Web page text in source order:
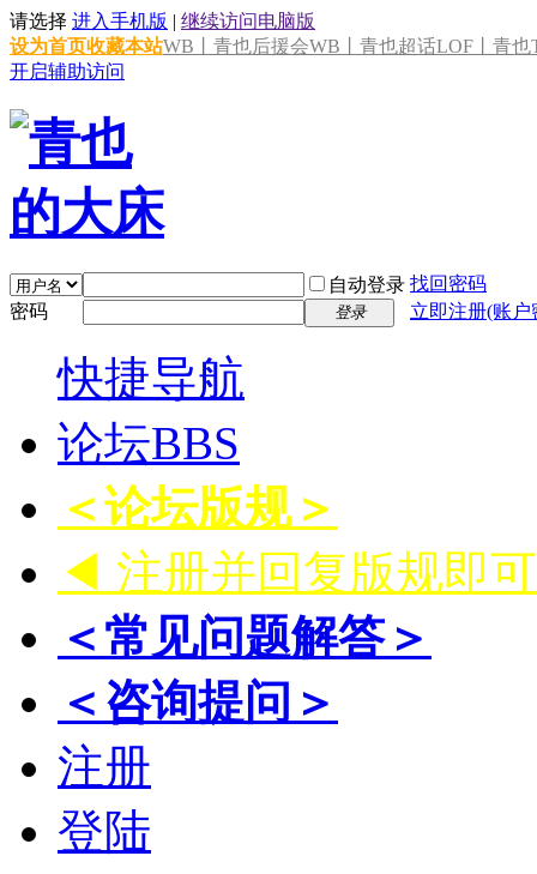
请选择 进入手机版 | 继续访问电脑版
设为首页收藏本站WB丨青也后援会WB丨青也超话LOF丨青也
开启辅助访问
自动登录 找回密码
密码
登录 立即注册(账
快捷导航
论坛BBS
＜论坛版规＞
◀ 注册并回复版规即
＜常见问题解答＞
＜咨询提问＞
注册
登陆